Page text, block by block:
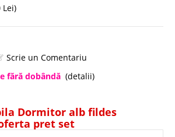
Lei)
Scrie un Comentariu
fără dobândă (detalii)
Dormitor alb fildes
pret set